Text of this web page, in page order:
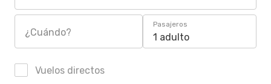
¿Cuándo?
Pasajeros
1 adulto
Vuelos directos